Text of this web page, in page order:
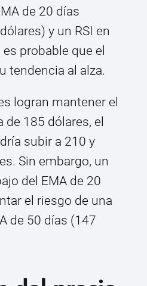
de 20 días
y un RSI en
probable que el
tendencia al alza.
logran mantener el
185 dólares, el
subir a 210 y
Sin embargo, un
del EMA de 20
el riesgo de una
de 50 días (147